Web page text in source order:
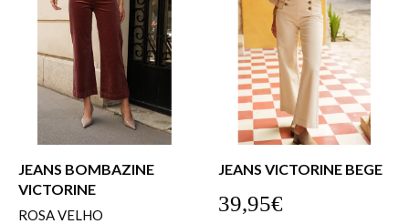
JEANS BOMBAZINE
VICTORINE
ROSA VELHO
JEANS VICTORINE BEGE
39,95€